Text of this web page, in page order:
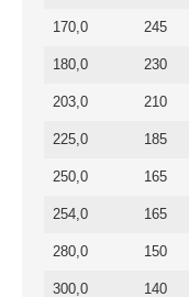
170,0 245
180,0 230
203,0 210
225,0 185
250,0 165
254,0 165
280,0 150
300,0 140